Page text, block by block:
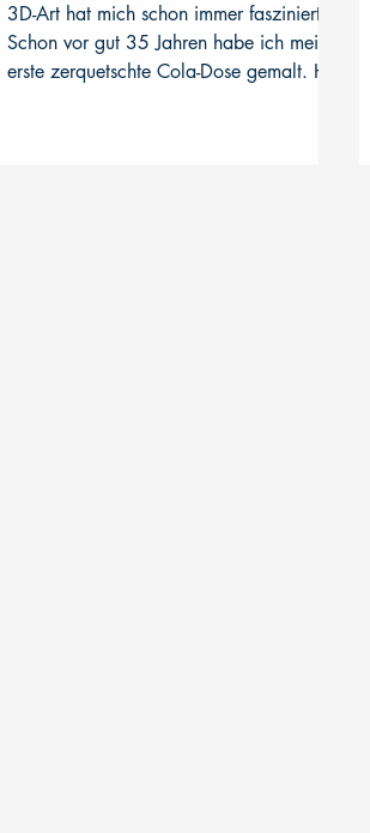
3D-Art hat mich schon immer fasziniert.
Schon vor gut 35 Jahren habe ich meine
erste zerquetschte Cola-Dose gemalt. Hab